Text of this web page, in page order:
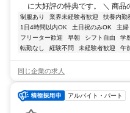
に大好評の特典です。 ＼ 商品
制服あり 業界未経験者歓迎 扶養内勤
1日4時間以内OK
土日祝のみOK 主
フリーター歓迎
早朝 シフト自由 学
転勤なし
経験不問 未経験者歓迎 午
同じ企業の求人
アルバイト・パート